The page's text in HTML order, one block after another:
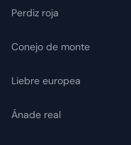
Perdiz roja
Conejo de monte
Liebre europea
Ánade real